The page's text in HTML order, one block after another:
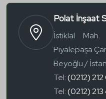
Polat İnşaat
İstiklal Mah.
Piyalepaşa
Beyoğlu /
Tel:(0212)
Tel:(0212)